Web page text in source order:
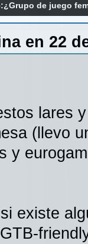
de juego
en 22
lares
(llevo
y
existe